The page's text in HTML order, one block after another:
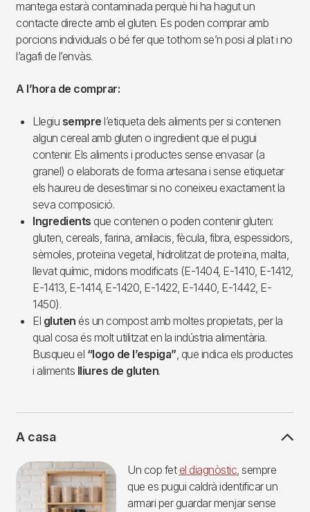
mantega estarà contaminada perquè hi ha hagut un
contacte directe amb el gluten. Es poden comprar amb
porcions individuals o bé fer que tothom se’n posi al plat i no
l’agafi de l’envàs.
A l’hora de comprar:
Llegiu sempre l’etiqueta dels aliments per si contenen
algun cereal amb gluten o ingredient que el pugui
contenir. Els aliments i productes sense envasar (a
granel) o elaborats de forma artesana i sense etiquetar
els haureu de desestimar si no coneixeu exactament la
seva composició.
Ingredients que contenen o poden contenir gluten:
gluten, cereals, farina, amilacis, fècula, fibra, espessidors,
sèmoles, proteïna vegetal, hidrolitzat de proteïna, malta,
llevat químic, midons modificats (E-1404, E-1410, E-1412,
E-1413, E-1414, E-1420, E-1422, E-1440, E-1442, E-
1450).
El gluten és un compost amb moltes propietats, per la
qual cosa és molt utilitzat en la indústria alimentària.
Busqueu el “logo de l’espiga”, que indica els productes
i aliments lliures de gluten.
A casa
Imagen Un cop fet el diagnòstic, sempre
que es pugui caldrà identificar un
armari per guardar menjar sense